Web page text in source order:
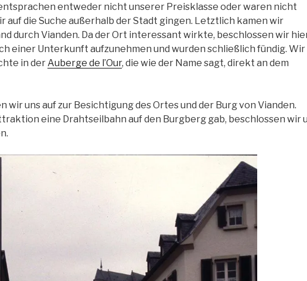
entweder nicht unserer Preisklasse oder waren nicht
auf die Suche außerhalb der Stadt gingen. Letztlich kamen wir
durch Vianden. Da der Ort interessant wirkte, beschlossen wir
einer Unterkunft aufzunehmen und wurden schließlich fündig. Wir
in der Auberge de l’Our, die wie der Name sagt, direkt an dem
wir uns auf zur Besichtigung des Ortes und der Burg von Vianden.
eine Drahtseilbahn auf den Burgberg gab, beschlossen wir